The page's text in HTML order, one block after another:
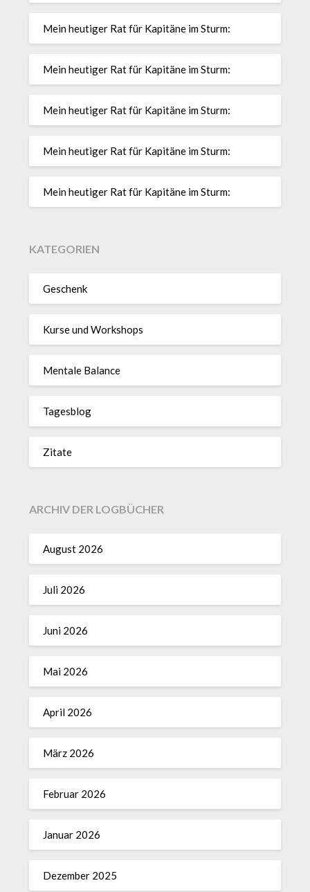
Mein heutiger Rat für Kapitäne im Sturm:
Mein heutiger Rat für Kapitäne im Sturm:
Mein heutiger Rat für Kapitäne im Sturm:
Mein heutiger Rat für Kapitäne im Sturm:
Mein heutiger Rat für Kapitäne im Sturm:
KATEGORIEN
Geschenk
Kurse und Workshops
Mentale Balance
Tagesblog
Zitate
ARCHIV DER LOGBÜCHER
August 2026
Juli 2026
Juni 2026
Mai 2026
April 2026
März 2026
Februar 2026
Januar 2026
Dezember 2025